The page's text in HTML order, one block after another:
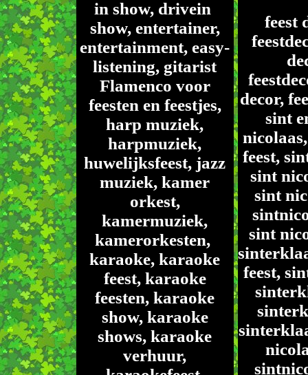
in show, drivein
show, entertainer,
entertainment, easy-
listening, gitarist
Flamenco voor
feesten en feestjes,
harp muziek,
harpmuziek,
huwelijksfeest, jazz
muziek, kamer
orkest,
kamermuziek,
kamerorkesten,
karaoke, karaoke
feest, karaoke
feesten, karaoke
show, karaoke
shows, karaoke
verhuur,
feest
decor,
sint
feest,
sint
sint
sint
feest,